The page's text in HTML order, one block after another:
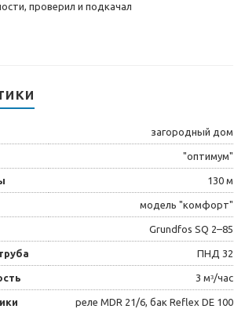
проверил и подкачал
загородный дом
"оптимум"
130 м
модель "комфорт"
Grundfos SQ 2–85
ПНД 32
3 мᶟ/час
реле MDR 21/6, бак Reflex DE 100